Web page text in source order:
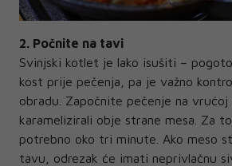
2. Počnite na tavi
Svinjski kotlet je lako isušiti –
kost prije pečenja, pa je važno
obradu. Započnite pečenje na
karamelizirali obje strane mesa. Za
potrebno oko tri minute. Ako meso
tavu, odrezak će imati neprivlačnu